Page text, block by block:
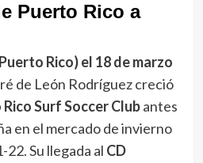
Puerto Rico a
Rico) el 18 de marzo
de León Rodríguez creció
Surf Soccer Clubantes
en el mercado de invierno
Su llegada al CD